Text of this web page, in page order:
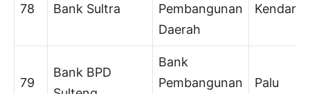
78 Bank Sultra
Pembangunan
Daerah
Kendari
79
Bank BPD
Bank
Pembangunan
Palu